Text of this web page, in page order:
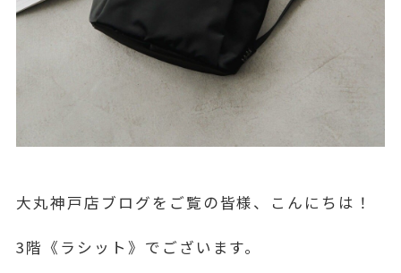
大丸神戸店ブログをご覧の皆様、こんにちは！
3階《ラシット》でございます。